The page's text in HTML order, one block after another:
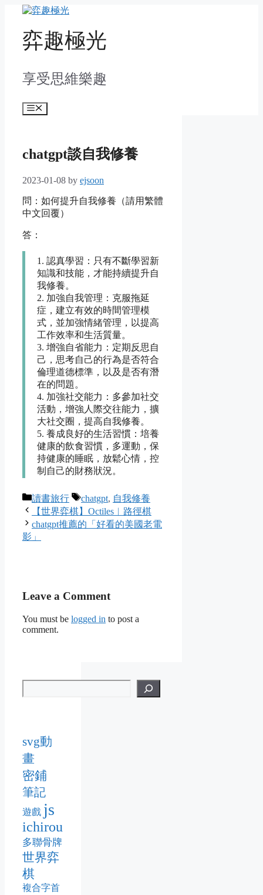
content弈趣極光
享受思維樂趣
Menu
chatgpt談自我修養
2023-01-08 by ejsoon
問：如何提升自我修養（請用繁體
中文回覆）
答：
1. 認真學習：只有不斷學習新
知識和技能，才能持續提升自
我修養。
2. 加強自我管理：克服拖延
症，建立有效的時間管理模
式，並加強情緒管理，以提高
工作效率和生活質量。
3. 增強自省能力：定期反思自
己，思考自己的行為是否符合
倫理道德標準，以及是否有潛
在的問題。
4. 加強社交能力：多參加社交
活動，增強人際交往能力，擴
大社交圈，提高自我修養。
5. 養成良好的生活習慣：培養
健康的飲食習慣，多運動，保
持健康的睡眠，放鬆心情，控
制自己的財務狀況。
Categories
讀書旅行 Tags
chatgpt, 自我修養
【世界弈棋】Octiles︱路徑棋
chatgpt推薦的「好看的美國老電
影」
Leave a Comment
You must be logged in to post a
comment.
svg動
畫
密鋪
筆記
遊戲 js
ichirou
多聯骨牌
世界弈
棋
複合字首